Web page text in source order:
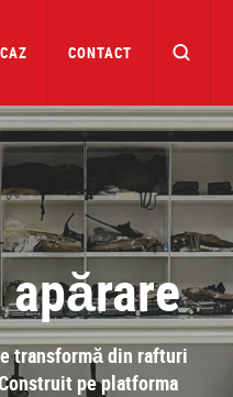
CONTACT
transformă din rafturi
pe platforma